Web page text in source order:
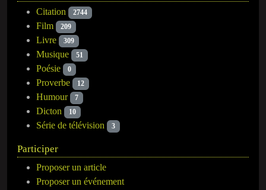
Citation 2744
Film 209
Livre 309
Musique 51
Poésie 0
Proverbe 12
Humour 7
Dicton 10
Série de télévision 3
Participer
Proposer un article
Proposer un événement